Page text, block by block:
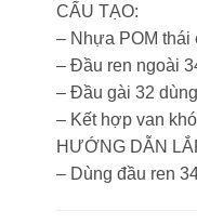
CẤU TẠO:
– Nhựa POM thái
– Đầu ren ngoài
– Đầu gài 32
– Kết hợp van
HƯỚNG DẪN
– Dùng đầu ren